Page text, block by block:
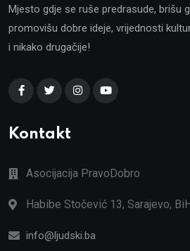
Mjesto gdje se ruše predrasude, brišu
promovišu dobre ideje, vrijednosti
i nikako drugačije!
Kontakt
Asocijacija PravoDobro
Habibe Stočević 13, Sarajevo,
info@ljudski.ba